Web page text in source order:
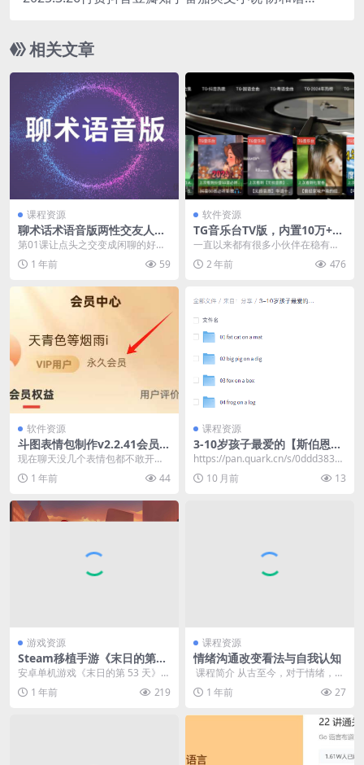
相关文章
课程资源
聊术话术语音版两性交友人际
沟通教程
第01课让点头之交变成闲聊的好伙
伴.mp3第02课向甜品店里的女生学
聊天.mp3...
1 年前 59
软件资源
TG音乐台TV版，内置10万+音
乐/MV资源，家庭影院的最佳
一直以来都有很多小伙伴在稳有没
有电视上听歌的软件了，咱也不知
道为啥非得在电视上听...
2 年前 476
软件资源
斗图表情包制作v2.2.41会员
版，所有VIP素材免费使用
现在聊天没几个表情包都不敢开
口！但网上下载的要么老掉牙，要
么尺寸不合适，今天直接...
1 年前 44
课程资源
3-10岁孩子最爱的【斯伯恩自
然拼读】4.4GB
https://pan.quark.cn/s/0ddd38352
b9b
10 月前 13
游戏资源
Steam移植手游《末日的第53
天》硬核开放世界末日生存游
安卓单机游戏《末日的第 53 天》近
日完成 Steam 移植，凭借极致硬核
的生存...
1 年前 219
课程资源
情绪沟通改变看法与自我认知
​ 课程简介 从古至今，对于情绪，我
们推崇的是不表露情绪的“心如止
水”、”纹风不...
1 年前 27